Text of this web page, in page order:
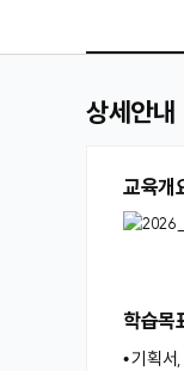
상세안내
교육개
학습목
• 기획